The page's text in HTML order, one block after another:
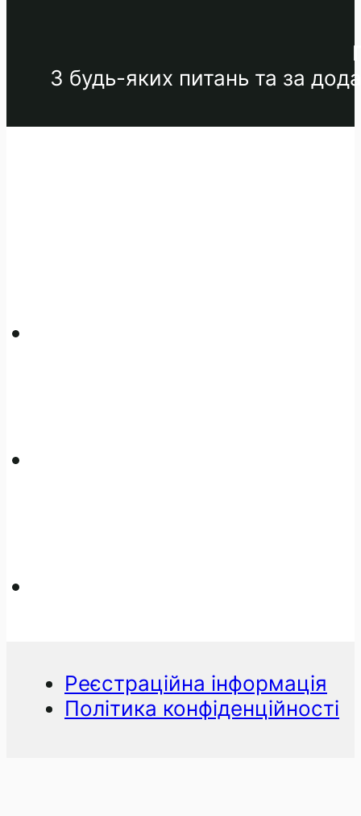
З будь-яких питань та за
Реєстраційна інформація
Політика конфіденційності